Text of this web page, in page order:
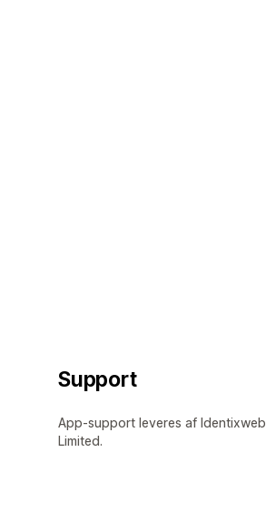
Support
App-support leveres af Identixweb
Limited.